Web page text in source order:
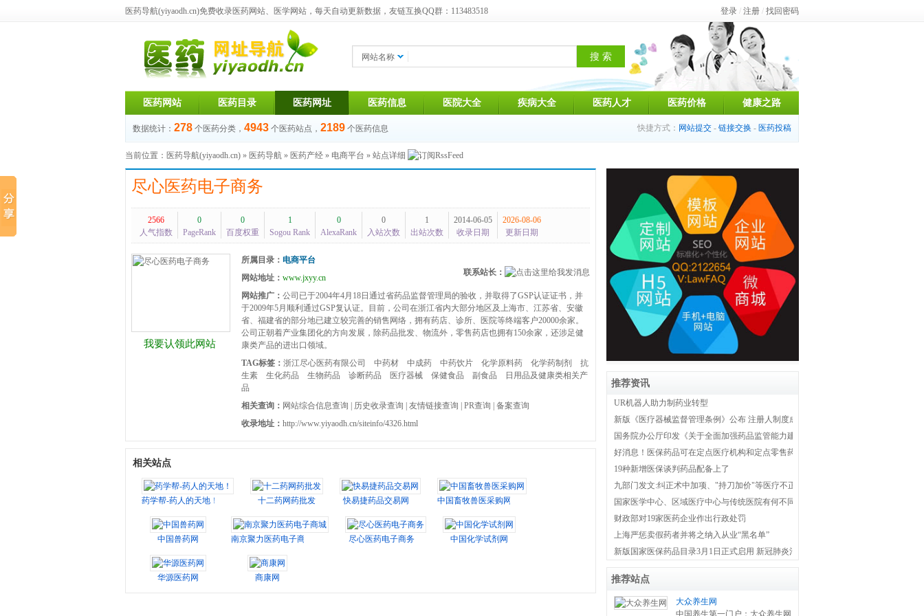
医药导航(yiyaodh.cn)免费收录医药网站、医学网站，每天自动更新数据，友链互换QQ群：113483518 登录 / 注册 / 找回密码
网站名称
医药网站 医药目录 医药网址 医药信息 医院大全 疾病大全 医药人才 医药价格 健康之路
数据统计： 278 个医药分类， 4943 个医药站点， 2189 个医药信息 快捷方式： 网站提交 - 链接交换 - 医药投稿
当前位置： 医药导航(yiyaodh.cn) » 医药导航 » 医药产经 » 电商平台 » 站点详细
尽心医药电子商务
2566
人气指数
0
PageRank
0
百度权重
1
Sogou Rank
0
AlexaRank
0
入站次数
1
出站次数
2014-06-05
收录日期
2026-08-06
更新日期
我要认领此网站
所属目录： 电商平台
联系站长：
网站地址： www.jxyy.cn
网站推广： 公司已于2004年4月18日通过省药品监督管理局的验收，并取得了GSP认证证书，并
于2009年5月顺利通过GSP复认证。目前，公司在浙江省内大部分地区及上海市、江苏省、安徽
省、福建省的部分地已建立较完善的销售网络，拥有药店、诊所、医院等终端客户20000余家。
公司正朝着产业集团化的方向发展，除药品批发、物流外，零售药店也拥有150余家，还涉足健
康类产品的进出口领域。
TAG标签： 浙江尽心医药有限公司 中药材 中成药 中药饮片 化学原料药 化学药制剂
抗
生素
生化药品 生物药品 诊断药品 医疗器械 保健食品 副食品
日用品及健康类相关产
品
相关查询： 网站综合信息查询 历史收录查询 友情链接查询 PR查询
备案查询
收录地址： http://www.yiyaodh.cn/siteinfo/4326.html
相关站点
药学帮-药人的天地！ 十二药网药批发 快易捷药品交易网 中国畜牧兽医采购网
中国兽药网 南京聚力医药电子商城 尽心医药电子商务 中国化学试剂网
华源医药网 商康网
推荐资讯
UR机器人助力制药业转型
新版《医疗器械监督管理条例》公布 注册人制度成为新监管体系主线
国务院办公厅印发《关于全面加强药品监管能力建设的实施意见》
好消息！医保药品可在定点医疗机构和定点零售药店双通道购买
19种新增医保谈判药品配备上了
九部门发文:纠正术中加项、"持刀加价"等医疗不正之风
国家医学中心、区域医疗中心与传统医院有何不同？国家卫健委权威解答！
财政部对19家医药企业作出行政处罚
上海严惩卖假药者并将之纳入从业“黑名单”
新版国家医保药品目录3月1日正式启用 新冠肺炎治疗药品全部纳入医保
推荐站点
大众养生网
中国养生第一门户：大众养生网